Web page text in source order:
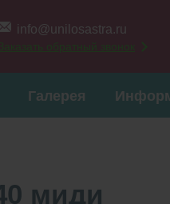
info@unilosastra.ru
Галерея
миди